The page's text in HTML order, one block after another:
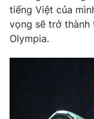
® Cấm sao chép
thuận bằng văn bản.
thông tin từ website
tiếng Việt của
vọng sẽ trở
Olympia.